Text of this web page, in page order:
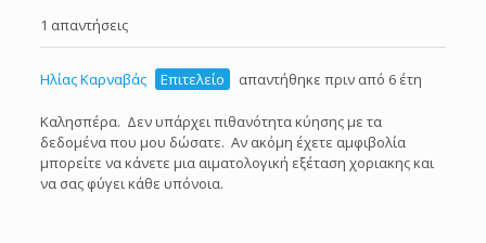
1 απαντήσεις
Ηλίας Καρναβάς Επιτελείο απαντήθηκε πριν από 6 έτη
Καλησπέρα. Δεν υπάρχει πιθανότητα κύησης με τα
δεδομένα που μου δώσατε. Αν ακόμη έχετε αμφιβολία
μπορείτε να κάνετε μια αιματολογική εξέταση χοριακης και
να σας φύγει κάθε υπόνοια.